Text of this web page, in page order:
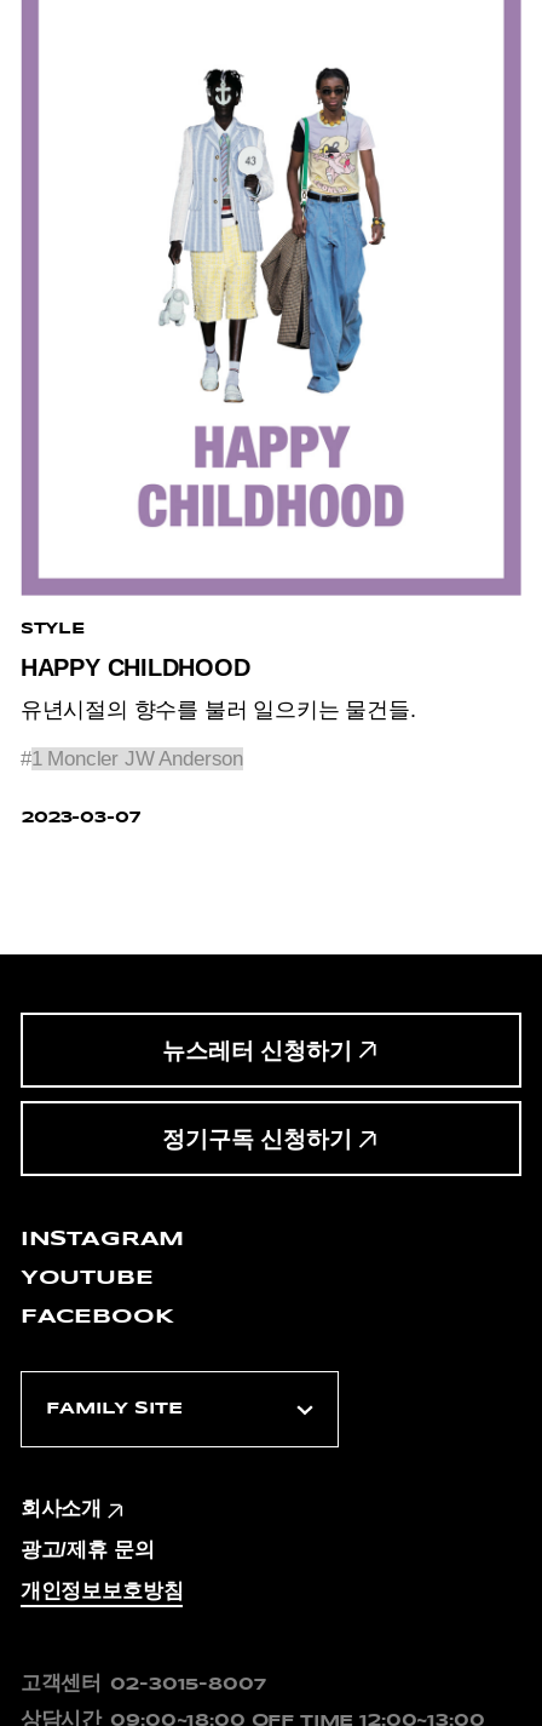
STYLE
HAPPY CHILDHOOD
유년시절의 향수를 불러 일으키는 물건들.
#1 Moncler JW Anderson
2023-03-07
뉴스레터 신청하기
정기구독 신청하기
INSTAGRAM
YOUTUBE
FACEBOOK
회사소개
광고/제휴 문의
개인정보보호방침
고객센터 02-3015-8007
상담시간 09:00~18:00 OFF TIME 12:00~13:00